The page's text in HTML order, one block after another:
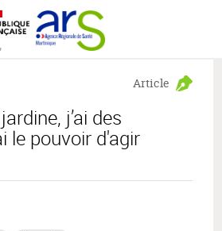
j’ai des
le pouvoir d'agir
Article